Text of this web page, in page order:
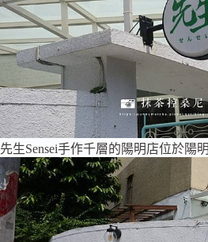
先生Sensei手作千層的陽明店位於陽